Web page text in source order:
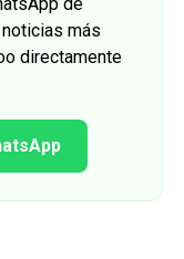
más
directamente